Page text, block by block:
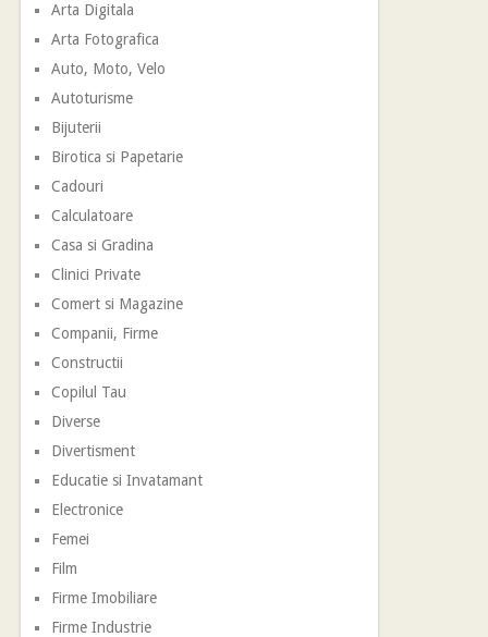
Arta Digitala
Arta Fotografica
Auto, Moto, Velo
Autoturisme
Bijuterii
Birotica si Papetarie
Cadouri
Calculatoare
Casa si Gradina
Clinici Private
Comert si Magazine
Companii, Firme
Constructii
Copilul Tau
Diverse
Divertisment
Educatie si Invatamant
Electronice
Femei
Film
Firme Imobiliare
Firme Industrie